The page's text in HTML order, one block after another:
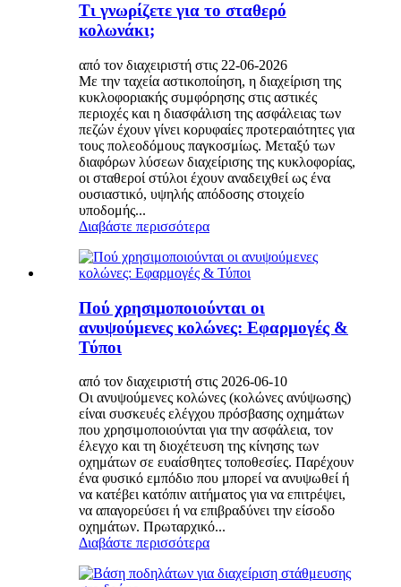
Τι γνωρίζετε για το σταθερό
κολωνάκι;
από τον διαχειριστή στις 22-06-2026
Με την ταχεία αστικοποίηση, η διαχείριση της
κυκλοφοριακής συμφόρησης στις αστικές
περιοχές και η διασφάλιση της ασφάλειας των
πεζών έχουν γίνει κορυφαίες προτεραιότητες για
τους πολεοδόμους παγκοσμίως. Μεταξύ των
διαφόρων λύσεων διαχείρισης της κυκλοφορίας,
οι σταθεροί στύλοι έχουν αναδειχθεί ως ένα
ουσιαστικό, υψηλής απόδοσης στοιχείο
υποδομής...
Διαβάστε περισσότερα
Πού χρησιμοποιούνται οι
ανυψούμενες κολώνες: Εφαρμογές &
Τύποι
από τον διαχειριστή στις 2026-06-10
Οι ανυψούμενες κολώνες (κολώνες ανύψωσης)
είναι συσκευές ελέγχου πρόσβασης οχημάτων
που χρησιμοποιούνται για την ασφάλεια, τον
έλεγχο και τη διοχέτευση της κίνησης των
οχημάτων σε ευαίσθητες τοποθεσίες. Παρέχουν
ένα φυσικό εμπόδιο που μπορεί να ανυψωθεί ή
να κατέβει κατόπιν αιτήματος για να επιτρέψει,
να απαγορεύσει ή να επιβραδύνει την είσοδο
οχημάτων. Πρωταρχικό...
Διαβάστε περισσότερα